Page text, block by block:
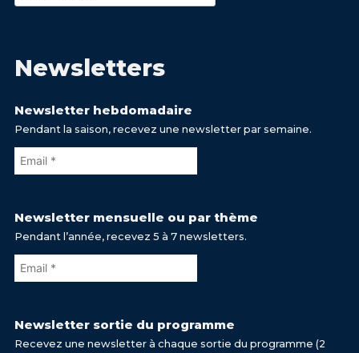
Newsletters
Newsletter hebdomadaire
Pendant la saison, recevez une newsletter par semaine.
Newsletter mensuelle ou par thème
Pendant l’année, recevez 5 à 7 newsletters.
Newsletter sortie du programme
Recevez une newsletter à chaque sortie du programme (2